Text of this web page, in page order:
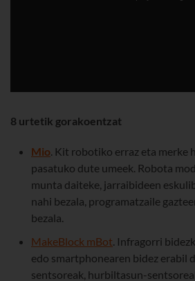
8 urtetik gorakoentzat
Mio . Kit robotiko erraz eta merke
pasatuko dute umeek. Robota
munta daiteke, jarraibideen
nahi bezala, programatzaile
bezala.
MakeBlock mBot . Infragorri
edo smartphonearen bidez erabil
sentsoreak, hurbiltasun-